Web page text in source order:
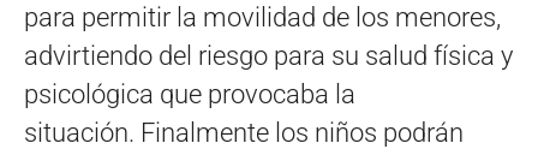
para permitir la movilidad de los menores,
advirtiendo del riesgo para su salud física y
psicológica que provocaba la
situación. Finalmente los niños podrán